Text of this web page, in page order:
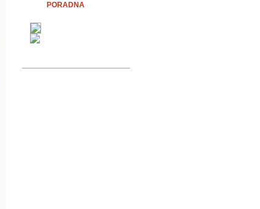
PORADNA